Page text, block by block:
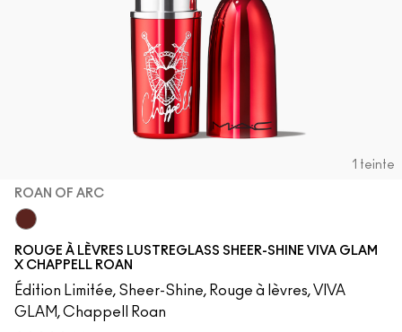
1 teinte
ROAN OF ARC
Roan of Arc
ROUGE À LÈVRES LUSTREGLASS SHEER-SHINE VIVA GLAM
X CHAPPELL ROAN
Édition Limitée, Sheer-Shine, Rouge à lèvres, VIVA
GLAM, Chappell Roan